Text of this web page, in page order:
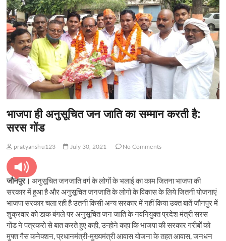
भाजपा ही अनुसूचित जन जाति का सम्मान करती है:
सरस गोंड
pratyanshu123 July 30, 2021 No Comments
जौनपुर। अनुसूचित जनजाति वर्ग के लोगोंं के भलाई का काम जितना भाजपा की
सरकार में हुआ है और अनुसूचित जनजाति के लोगो के विकास के लिये जितनी योजनाएं
भाजपा सरकार चला रही है उतनी किसी अन्य सरकार में नहींं किया उक्त बातें जौनपुर में
शुक्रवार को डाक बंगले पर अनुसूचित जन जाति के नवनियुक्त प्रदेश मंत्री सरस
गोंड ने पत्रकरो से बात करते हुए कही, उन्होने कहा कि भाजपा की सरकार गरीबोंं को
मुफ्त गैस कनेक्शन, प्रधानमंत्री-मुख्यमंत्री आवास योजना के तहत आवास, जनधन